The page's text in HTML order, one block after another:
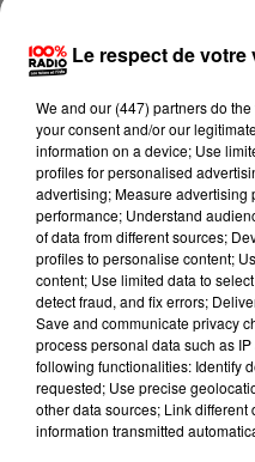
Lecture (2 min 22
100%
Le respect de
We and our (447) partnersdo
your consent and/or our
information on a device; Use
profiles for personalised
advertising; Measure advertising
performance; Understand
of data from different sources;
profiles to personalise content;
content; Use limited data to
detect fraud, and fix errors;
Save and communicate privacy
process personal data such as
following functionalities: Identify
requested; Use precise
other data sources; Link
information transmitted